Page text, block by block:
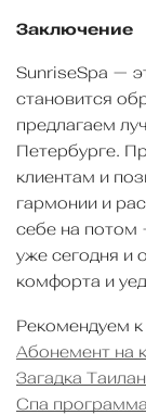
Заключение
SunriseSpa —
становится
предлагаем
Петербурге.
клиентам и
гармонии и
себе на потом
уже сегодня и
комфорта и
Рекомендуем
Абонемент на
Загадка
Спа